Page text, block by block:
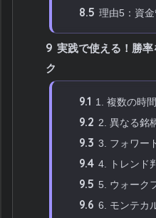
8.5 理由5：資
9 実践で使える！勝
ク
9.1 1. 複数の時
9.2 2. 異なる銘
9.3 3. フォワー
9.4 4. トレンド
9.5 5. ウォーク
9.6 6. モンテカ